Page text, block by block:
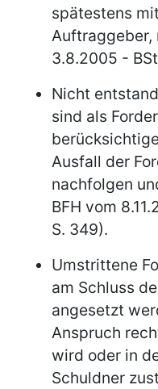
spätestens
Auftraggeber,
3.8.2005 -
Nicht
sind als
Ausfall der
nachfolgen
BFH vom
S. 349).
Umstrittene
am Schluss
angesetzt
Anspruch
wird oder in
Schuldner